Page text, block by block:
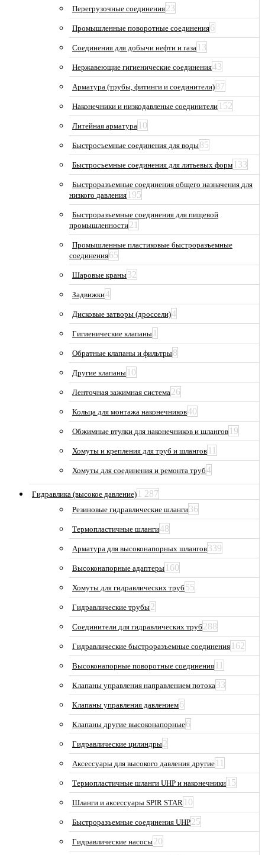
Перегрузочные соединения23
Промышленные поворотные соединения6
Соединения для добычи нефти и газа 13
Нержавеющие гигиенические соединения43
Арматура (трубы, фитинги и соединители)87
Наконечники и низкодавленые соединители 152
Литейная арматура 10
Быстросъемные соединения для воды85
Быстросъемные соединения для литьевых форм 133
Быстроразъемные соединения общего назначения для
низкого давления 195
Быстроразъемные соединения для пищевой
промышленности21
Промышленные пластиковые быстроразъемные
соединения65
Шаровые краны32
Задвижки4
Дисковые затворы (дроссели)4
Гигиенические клапаны 1
Обратные клапаны и фильтры8
Другие клапаны 10
Ленточная зажимная система26
Кольца для монтажа наконечников40
Обжимные втулки для наконечников и шлангов 19
Хомуты и крепления для труб и шлангов 11
Хомуты для соединения и ремонта труб4
Гидравлика (высокое давление) 1 287
Резиновые гидравлические шланги36
Термопластичные шланги48
Арматура для высоконапорных шлангов339
Высоконапорные адаптеры 160
Хомуты для гидравлических труб 55
Гидравлические трубы2
Соединители для гидравлических труб 288
Гидравлические быстроразъемные соединения 162
Высоконапорные поворотные соединения 11
Клапаны управления направлением потока33
Клапаны управления давлением6
Клапаны другие высоконапорные6
Гидравлические цилиндры2
Аксессуары для высокого давления другие 11
Термопластичные шланги UHP и наконечники 15
Шланги и аксессуары SPIR STAR 10
Быстроразъемные соединения UHP25
Гидравлические насосы20